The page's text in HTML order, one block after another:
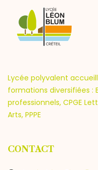
Lycée polyvalent
formations diversifiées :
professionnels, CPGE
Arts, PPPE
CONTACT